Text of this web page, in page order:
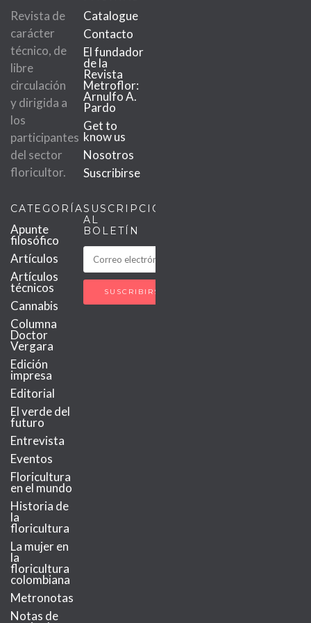
Revista de
carácter
técnico, de
libre
circulación
y dirigida a
los
participantes
del sector
floricultor.
Catalogue
Contacto
El fundador
de la
Revista
Metroflor:
Arnulfo A.
Pardo
Get to
know us
Nosotros
Suscribirse
CATEGORÍAS
Apunte
filosófico
Artículos
Artículos
técnicos
Cannabis
Columna
Doctor
Vergara
Edición
impresa
Editorial
El verde del
futuro
Entrevista
Eventos
Floricultura
en el mundo
Historia de
la
floricultura
La mujer en
la
floricultura
colombiana
Metronotas
Notas de
SUSCRIPCIÓN
AL
BOLETÍN